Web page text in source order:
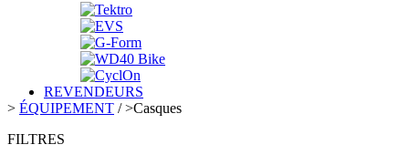
REVENDEURS
> ÉQUIPEMENT />Casques
FILTRES